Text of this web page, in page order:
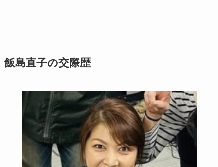
飯島直子の交際歴